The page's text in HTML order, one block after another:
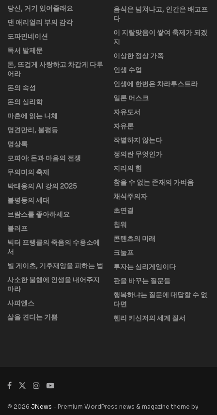
당신, 거기 있어줄래요
댄 애리얼리 부의 감각
도파민네이션
독서 발제문
돈, 뜨겁게 사랑하고 차갑게 다루
어라
돈의 속성
돈의 심리학
마흔에 읽는 니체
명견만리, 불평등
명상록
모피아: 돈과 마음의 전쟁
무의미의 축제
박태웅의 AI 강의 2025
불평등의 세대
브람스를 좋아하세요
블러프
빅터 프랭클의 죽음의 수용소에
서
빌 게이츠, 기후재앙을 피하는 법
사소한 불행에 인생을 내어주지
마라
사피엔스
삶을 견디는 기쁨
음식은 넘쳐나고, 인간은 배고프
다
이 지랄맞음이 쌓여 축제가 되겠
지
이상한 정상 가족
인생 수업
인생에 한번은 차라투스트라
일론 머스크
자유도서
자유론
작별하지 않는다
정의란 무엇인가
지리의 힘
참을 수 없는 존재의 가벼움
채식주의자
초연결
칩워
콘텐츠의 미래
크눌프
투자는 심리게임이다
판을 바꾸는 질문들
행복하냐는 질문에 대답할 수 없
다면
헨리 키신저의 세계 질서
© 2026 JNews - Premium WordPress news & magazine theme by